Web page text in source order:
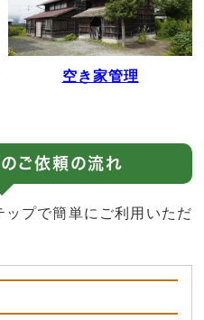
空き家管理
ご依頼の流れ
プで簡単にご利用いただ